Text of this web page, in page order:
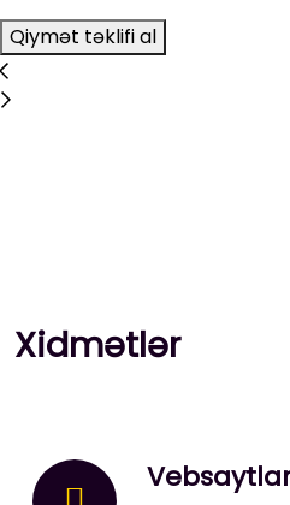
Qiymət təklifi al
Xidmətlər